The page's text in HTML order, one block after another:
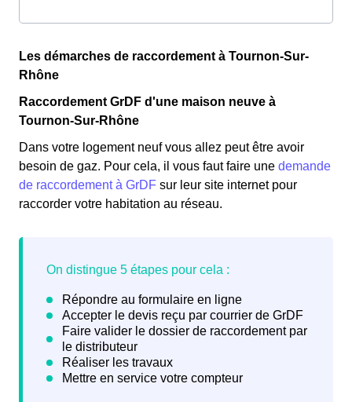
Les démarches de raccordement à Tournon-Sur-
Rhône
Raccordement GrDF d'une maison neuve à
Tournon-Sur-Rhône
Dans votre logement neuf vous allez peut être avoir
besoin de gaz. Pour cela, il vous faut faire une demande
de raccordement à GrDF sur leur site internet pour
raccorder votre habitation au réseau.